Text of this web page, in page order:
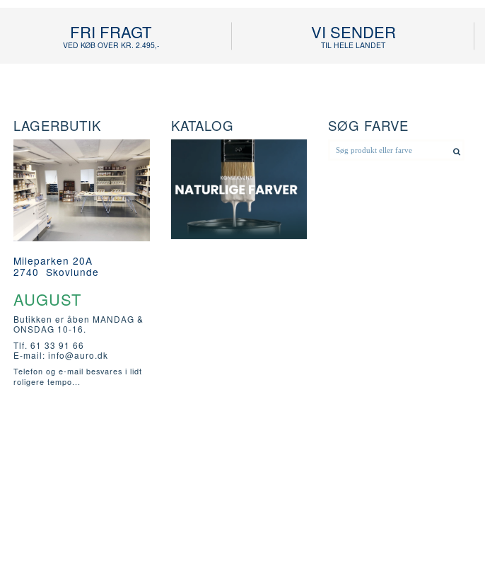
FRI FRAGT
VED KØB OVER KR. 2.495,-
VI SENDER
TIL HELE LANDET
LAGERBUTIK
Mileparken 20A
2740 Skovlunde
AUGUST
Butikken er åben MANDAG &
ONSDAG 10-16.
Tlf. 61 33 91 66
E-mail: info@auro.dk
Telefon og e-mail besvares i lidt
roligere tempo...
KATALOG SØG FARVE